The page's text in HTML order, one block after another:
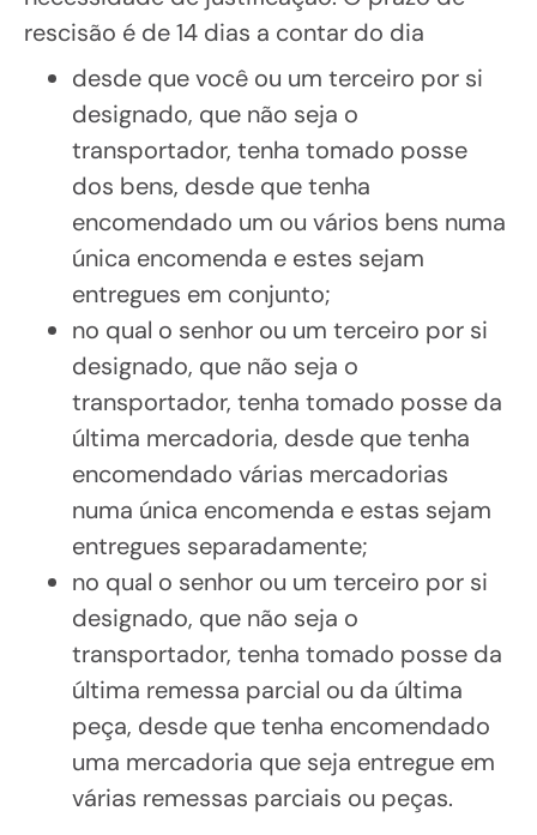
rescisão é de 14 dias a contar do dia
desde que você ou um terceiro por si
designado, que não seja o
transportador, tenha tomado posse
dos bens, desde que tenha
encomendado um ou vários bens numa
única encomenda e estes sejam
entregues em conjunto;
no qual o senhor ou um terceiro por si
designado, que não seja o
transportador, tenha tomado posse da
última mercadoria, desde que tenha
encomendado várias mercadorias
numa única encomenda e estas sejam
entregues separadamente;
no qual o senhor ou um terceiro por si
designado, que não seja o
transportador, tenha tomado posse da
última remessa parcial ou da última
peça, desde que tenha encomendado
uma mercadoria que seja entregue em
várias remessas parciais ou peças.